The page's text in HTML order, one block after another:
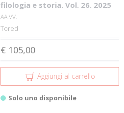
filologia e storia. Vol. 26. 2025
AA.VV.
Tored
€ 105,00
Aggiungi al carrello
Solo uno disponibile